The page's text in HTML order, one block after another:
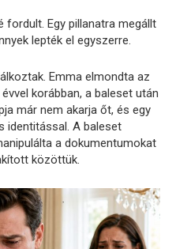
Egy pillanatra megállt
lepték el egyszerre.
Emma elmondta az
korábban, a baleset után
már nem akarja őt, és egy
identitással. A baleset
a dokumentumokat
közöttük.